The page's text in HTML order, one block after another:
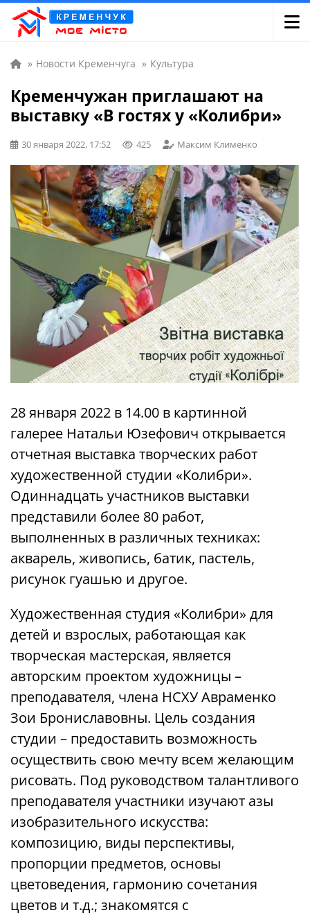
» Новости Кременчуга » Культура
Кременчужан приглашают на
выставку «В гостях у «Колибри»
30 января 2022, 17:52 425 Максим Клименко
28 января 2022 в 14.00 в картинной
галерее Натальи Юзефович открывается
отчетная выставка творческих работ
художественной студии «Колибри».
Одиннадцать участников выставки
представили более 80 работ,
выполненных в различных техниках:
акварель, живопись, батик, пастель,
рисунок гуашью и другое.
Художественная студия «Колибри» для
детей и взрослых, работающая как
творческая мастерская, является
авторским проектом художницы –
преподавателя, члена НСХУ Авраменко
Зои Брониславовны. Цель создания
студии – предоставить возможность
осуществить свою мечту всем желающим
рисовать. Под руководством талантливого
преподавателя участники изучают азы
изобразительного искусства:
композицию, виды перспективы,
пропорции предметов, основы
цветоведения, гармонию сочетания
цветов и т.д.; знакомятся с